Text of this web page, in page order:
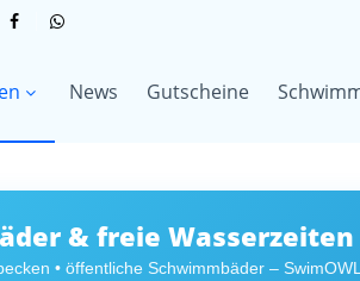
News Gutscheine
& freie Wasserzeiten
• öffentliche Schwimmbäder –